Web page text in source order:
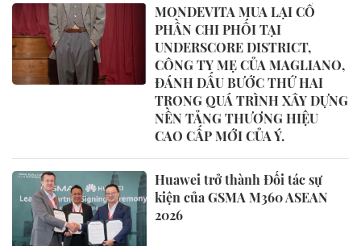
MONDEVITA MUA LẠI CỔ
PHẦN CHI PHỐI TẠI
UNDERSCORE DISTRICT,
CÔNG TY MẸ CỦA MAGLIANO,
ĐÁNH DẤU BƯỚC THỨ HAI
TRONG QUÁ TRÌNH XÂY DỰNG
NỀN TẢNG THƯƠNG HIỆU
CAO CẤP MỚI CỦA Ý.
Huawei trở thành Đối tác sự
kiện của GSMA M360 ASEAN
2026